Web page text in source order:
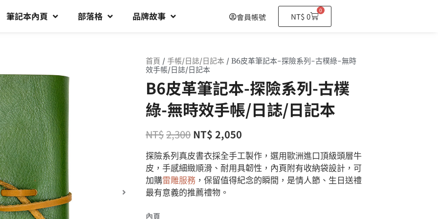
筆記本內頁 部落格 品牌故事 會員帳號 NT$0
0
購
物
首頁 / 手帳/日誌/日記本 / B6皮革筆記本-探險系列-古樸綠-無時
效手帳/日誌/日記本
B6皮革筆記本-探險系列-古樸
綠-無時效手帳/日誌/日記本
NT$2,300 NT$ 2,050
探險系列真皮書衣採全手工製作，選用歐洲進口頂級頭層牛
皮，手感細緻順滑、耐用具韌性，內頁附有收納袋設計，可
加購雷雕服務 ，保留值得紀念的瞬間，是情人節、生日送禮
最有意義的推薦禮物。
內頁